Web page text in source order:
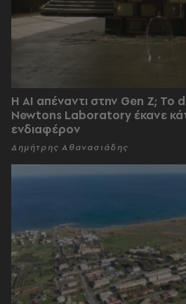
Η AI απέναντι στην Gen Z; Το
Newtons Laboratory έκανε
ενδιαφέρον
Δημήτρης Αθανασιάδης